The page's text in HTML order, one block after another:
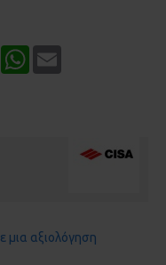
PinterestWhatsApp
μια αξιολόγηση